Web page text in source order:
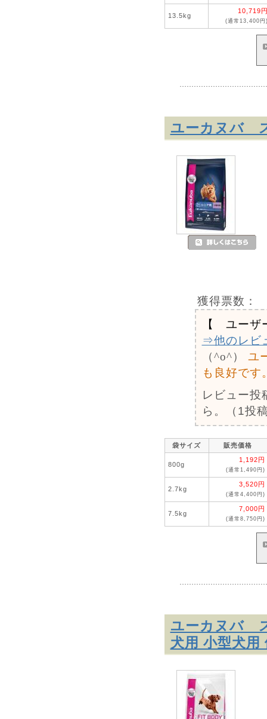
13.5kg
10,719
(通常13,400円
ユーカヌバ
獲得票数：
【 ユーザ
⇒他のレビ
（^o^）
ユ
も良好です
レビュー投
ら。（1投
袋サイズ 販売価格
800g
1,192円
(通常1,490円)
2.7kg
3,520円
(通常4,400円)
7.5kg
7,000円
(通常8,750円)
ユーカヌバ
犬用 小型犬用